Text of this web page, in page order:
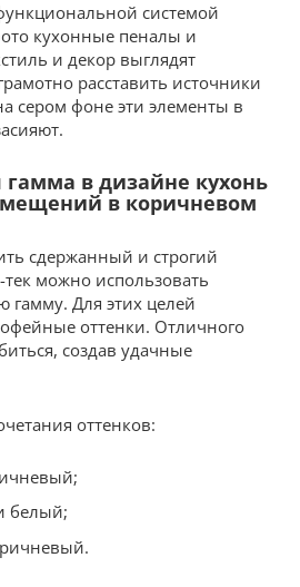
системой
кухонные пеналы и
и декор выглядят
расставить источники
сером фоне эти элементы в
гамма в дизайне кухонь
в коричневом
сдержанный и строгий
можно использовать
гамму. Для этих целей
оттенки. Отличного
создав удачные
оттенков:
белый;